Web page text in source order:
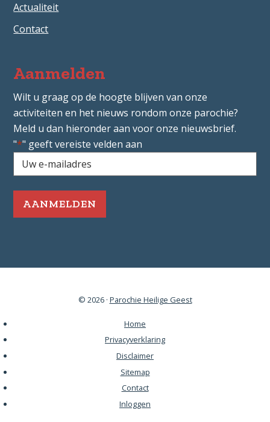
Actualiteit
Contact
Aanmelden
Wilt u graag op de hoogte blijven van onze
activiteiten en het nieuws rondom onze parochie?
Meld u dan hieronder aan voor onze nieuwsbrief.
"*" geeft vereiste velden aan
Uw
e-
mailadres
Vereist
© 2026 · Parochie Heilige Geest
Home
Privacyverklaring
Disclaimer
Sitemap
Contact
Inloggen